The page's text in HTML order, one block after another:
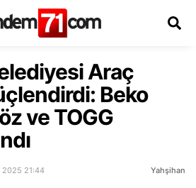
Araç
Beko
ve TOGG
2025 21:44 Yahşihan